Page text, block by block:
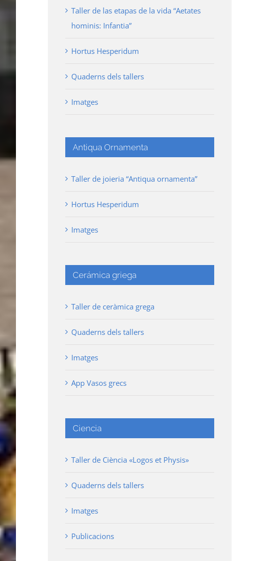
Taller de las etapas de la vida “Aetates
hominis: Infantia”
Hortus Hesperidum
Quaderns dels tallers
Imatges
Antiqua Ornamenta
Taller de joieria “Antiqua ornamenta”
Hortus Hesperidum
Imatges
Cerámica griega
Taller de ceràmica grega
Quaderns dels tallers
Imatges
App Vasos grecs
Ciencia
Taller de Ciència «Logos et Physis»
Quaderns dels tallers
Imatges
Publicacions